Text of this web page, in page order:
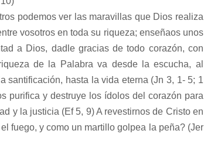
podemos ver las maravillas que Dios realiza
vosotros en toda su riqueza; enseñaos unos
a Dios, dadle gracias de todo corazón, con
de la Palabra va desde la escucha, al
santificación, hasta la vida eterna (Jn 3, 1- 5; 1
purifica y destruye los ídolos del corazón para
y la justicia (Ef 5, 9) A revestirnos de Cristo en
fuego, y como un martillo golpea la peña? (Jer